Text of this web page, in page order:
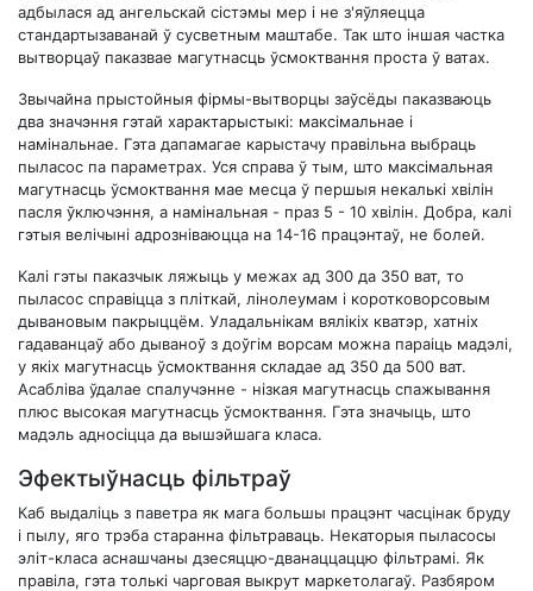
адбылася ад ангельскай сістэмы мер і не з'яўляецца
стандартызаванай ў сусветным маштабе. Так што іншая частка
вытворцаў паказвае магутнасць ўсмоктвання проста ў ватах.
Звычайна прыстойныя фірмы-вытворцы заўсёды паказваюць
два значэння гэтай характарыстыкі: максімальнае і
намінальнае. Гэта дапамагае карыстачу правільна выбраць
пыласос па параметрах. Уся справа ў тым, што максімальная
магутнасць ўсмоктвання мае месца ў першыя некалькі хвілін
пасля ўключэння, а намінальная - праз 5 - 10 хвілін. Добра, калі
гэтыя велічыні адрозніваюцца на 14-16 працэнтаў, не болей.
Калі гэты паказчык ляжыць у межах ад 300 да 350 ват, то
пыласос справіцца з пліткай, лінолеумам і коротковорсовым
дывановым пакрыццём. Уладальнікам вялікіх кватэр, хатніх
гадаванцаў або дываноў з доўгім ворсам можна параіць мадэлі,
у якіх магутнасць ўсмоктвання складае ад 350 да 500 ват.
Асабліва ўдалае спалучэнне - нізкая магутнасць спажывання
плюс высокая магутнасць ўсмоктвання. Гэта значыць, што
мадэль адносіцца да вышэйшага класа.
Эфектыўнасць фільтраў
Каб выдаліць з паветра як мага большы працэнт часцінак бруду
і пылу, яго трэба старанна фільтраваць. Некаторыя пыласосы
эліт-класа аснашчаны дзесяццю-дванаццаццю фільтрамі. Як
правіла, гэта толькі чарговая выкрут маркетолагаў. Разбяром